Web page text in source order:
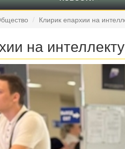
Клирик епархии на
на